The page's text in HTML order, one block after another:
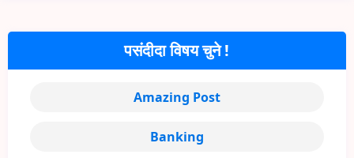
पसंदीदा विषय चुने !
Amazing Post
Banking